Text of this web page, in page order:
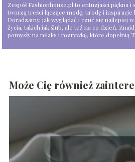
Zespół Fashionhouse.pl to entuzjaści piękna i
tworzą treści łączące modę, urodę i inspiracje
Doradzamy, jak wyglądać i czuć się najlepiej
życia, takich jak ślub, ale też na co dzień.
pomysły na relaks i rozrywkę, które dopełnią
Może Cię również